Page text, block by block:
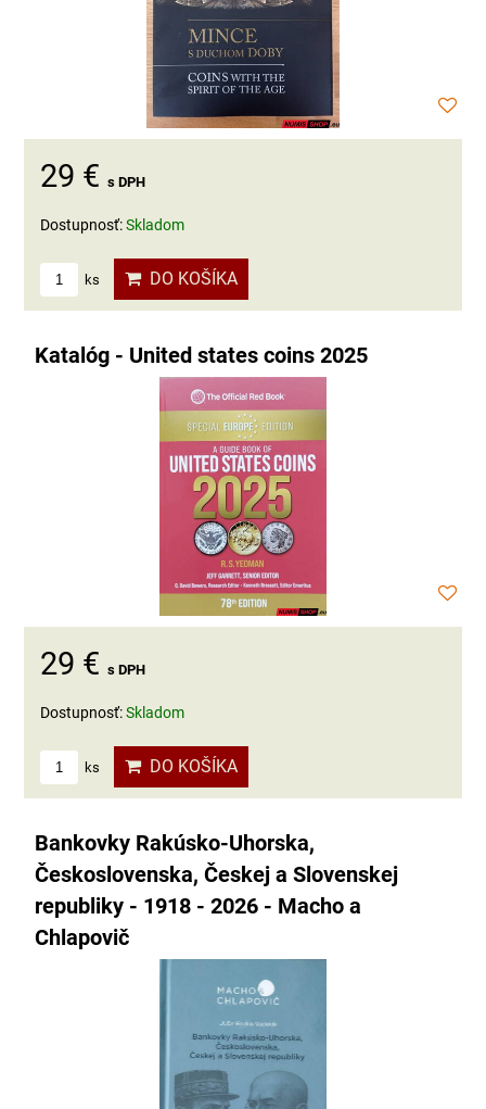
29 € s DPH
Dostupnosť:Skladom
ks DO KOŠÍKA
Katalóg - United states coins 2025
29 € s DPH
Dostupnosť:Skladom
ks DO KOŠÍKA
Bankovky Rakúsko-Uhorska,
Československa, Českej a Slovenskej
republiky - 1918 - 2026 - Macho a
Chlapovič